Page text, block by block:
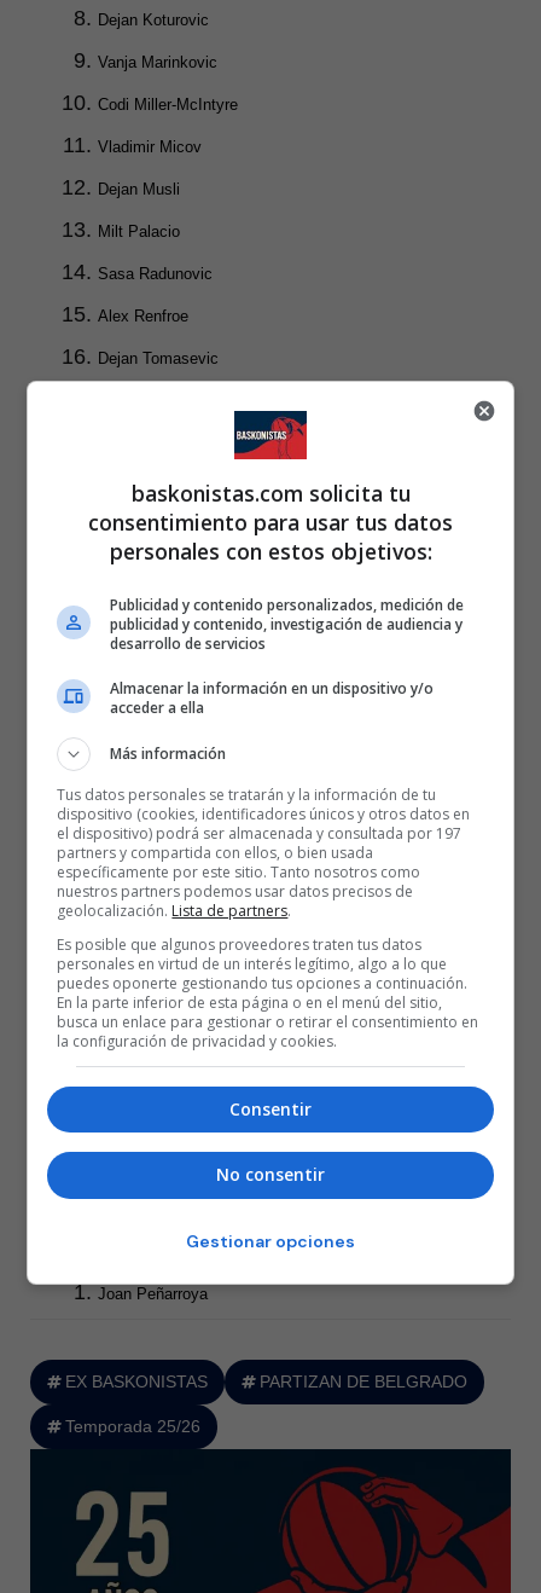
Dejan Koturovic
Vanja Marinkovic
Codi Miller-McIntyre
Vladimir Micov
Dejan Musli
Milt Palacio
Sasa Radunovic
Alex Renfroe
Dejan Tomasevic
Tonye Jekiri
Foto: Euroleague. Joan Peñarroya en el Palau Blaugrana como
entrenador de KK Partizan
Además desde el 23 de diciembre de 2025, Joan Peñarroya es el
actual entrenador del Partizan.Su llegada a Belgrado se produjo
mes y medio después de su destitución como técnico del FC
Barcelona. El ex-baskonista, es junto a Andrea Trinchieri, uno de
los poco entrenadores no balcánicos en dirigir a esta histórico club
una leyenda como Zeljko Obradovic. Que en el mes de diciembre
que ha sido su segunda etapa en el club de su vida
Joan Peñarroya
EX BASKONISTAS PARTIZAN DE BELGRADO
Temporada 25/26
baskonistas.com solicita tu
consentimiento para usar tus datos
personales con estos objetivos:
Publicidad y contenido personalizados, medición de
publicidad y contenido, investigación de audiencia y
desarrollo de servicios
Almacenar la información en un dispositivo y/o
acceder a ella
Más información
Tus datos personales se tratarán y la información de tu
dispositivo (cookies, identificadores únicos y otros datos en
el dispositivo) podrá ser almacenada y consultada por 197
partners y compartida con ellos, o bien usada
específicamente por este sitio. Tanto nosotros como
nuestros partners podemos usar datos precisos de
geolocalización. Lista de partners.
Es posible que algunos proveedores traten tus datos
personales en virtud de un interés legítimo, algo a lo que
puedes oponerte gestionando tus opciones a continuación.
En la parte inferior de esta página o en el menú del sitio,
busca un enlace para gestionar o retirar el consentimiento en
la configuración de privacidad y cookies.
Consentir
No consentir
Gestionar opciones